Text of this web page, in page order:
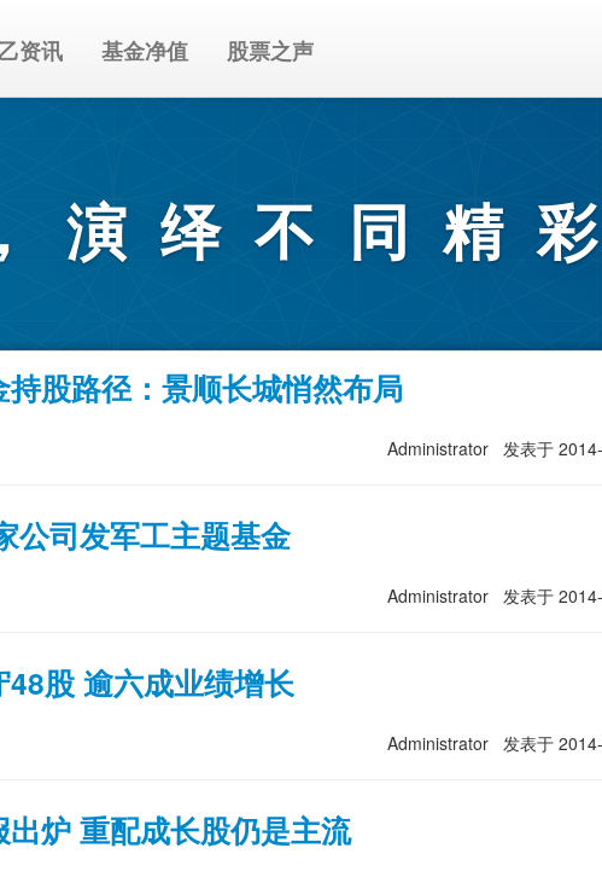
资讯 基金净值 股票之声
演绎不同精
股路径：景顺长城悄然布局
Administrator 发表于
公司发军工主题基金
Administrator 发表于
股 逾六成业绩增长
Administrator 发表于
炉 重配成长股仍是主流